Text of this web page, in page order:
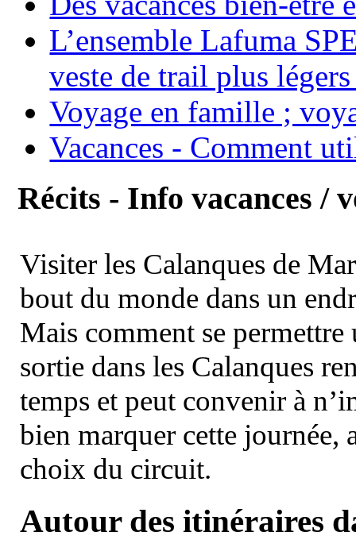
L’ensemble Lafuma
veste de trail plus
Voyage en famille ;
Vacances - Comment
Récits - Info vacances /
Visiter les Calanques de
bout du monde dans un
Mais comment se permettre
sortie dans les Calanques
temps et peut convenir à
bien marquer cette journée,
choix du circuit.
Autour des itinéraires